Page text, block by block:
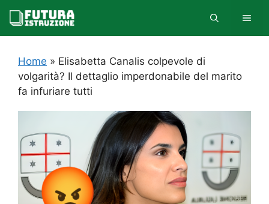
contenuto
Home » Elisabetta Canalis colpevole di
volgarità? Il dettaglio imperdonabile del marito
fa infuriare tutti